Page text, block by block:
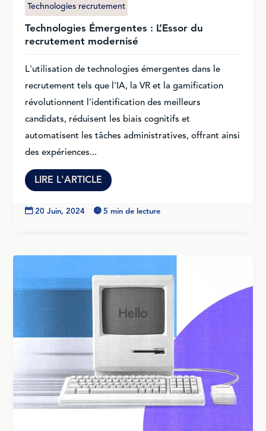
Technologies recrutement
Technologies Émergentes : L’Essor du
recrutement modernisé
L'utilisation de technologies émergentes dans le
recrutement tels que l'IA, la VR et la gamification
révolutionnent l'identification des meilleurs
candidats, réduisent les biais cognitifs et
automatisent les tâches administratives, offrant ainsi
des expériences...
LIRE L'ARTICLE
 20 Juin, 2024  5 min de lecture